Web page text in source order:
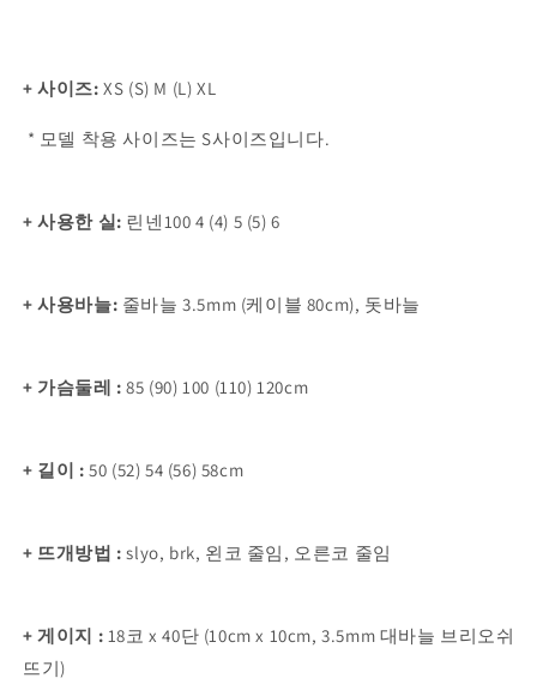
+ 사이즈: XS (S) M (L) XL
* 모델 착용 사이즈는 S사이즈입니다.
+ 사용한 실: 린넨100 4 (4) 5 (5) 6
+ 사용바늘: 줄바늘 3.5mm (케이블 80cm), 돗바늘
+ 가슴둘레 : 85 (90) 100 (110) 120cm
+ 길이 : 50 (52) 54 (56) 58cm
+ 뜨개방법 : slyo, brk, 왼코 줄임, 오른코 줄임
+ 게이지 : 18코 x 40단 (10cm x 10cm, 3.5mm 대바늘 브리오쉬
뜨기)